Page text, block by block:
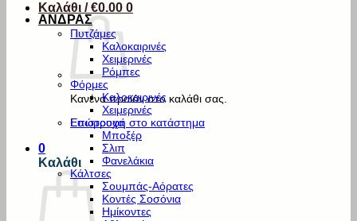
Καλάθι /€0.00 0
Κανένα προϊόν στο καλάθι σας.
Επιστροφή στο κατάστημα
0
Καλάθι
ΑΝΔΡΑΣ
Πυτζάμες
Καλοκαιρινές
Χειμερινές
Ρόμπες
Φόρμες
Καλοκαιρινές
Χειμερινές
Εσώρουχα
Μποξέρ
Σλιπ
Φανελάκια
Κάλτσες
Σουμπάς-Αόρατες
Κοντές Σοσόνια
Ημίκοντες